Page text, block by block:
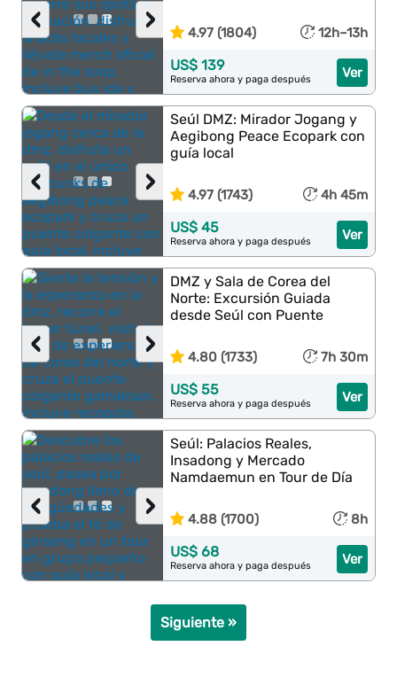
›
‹ 4.97 (1804) 12h–13h
Ver
US$ 139
Reserva ahora y paga después
›
‹
Seúl DMZ: Mirador Jogang y
Aegibong Peace Ecopark con
guía local
4.97 (1743) 4h 45m
Ver
US$ 45
Reserva ahora y paga después
›
‹
DMZ y Sala de Corea del
Norte: Excursión Guiada
desde Seúl con Puente
4.80 (1733) 7h 30m
Ver
US$ 55
Reserva ahora y paga después
›
‹
Seúl: Palacios Reales,
Insadong y Mercado
Namdaemun en Tour de Día
4.88 (1700) 8h
Ver
US$ 68
Reserva ahora y paga después
Siguiente »